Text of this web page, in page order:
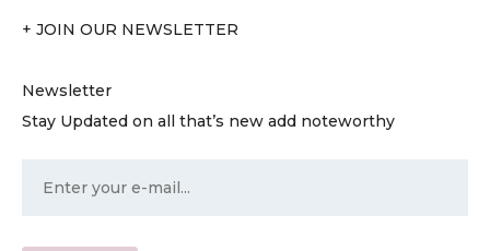
+ JOIN OUR NEWSLETTER
Newsletter
Stay Updated on all that’s new add noteworthy